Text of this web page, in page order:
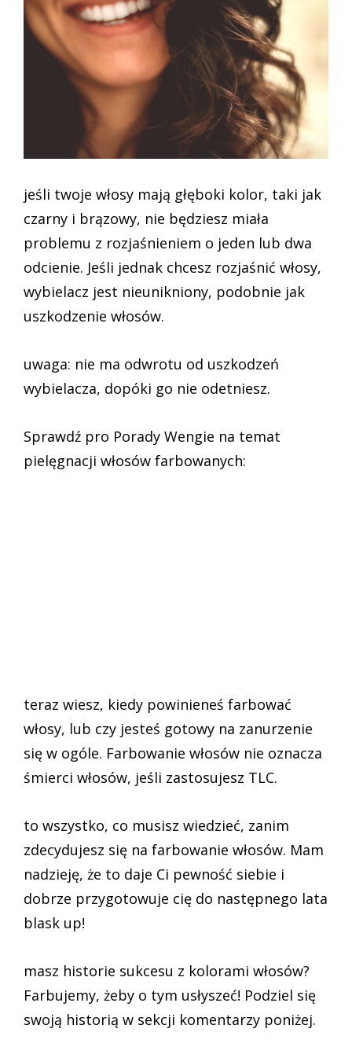
jeśli twoje włosy mają głęboki kolor, taki jak
czarny i brązowy, nie będziesz miała
problemu z rozjaśnieniem o jeden lub dwa
odcienie. Jeśli jednak chcesz rozjaśnić włosy,
wybielacz jest nieunikniony, podobnie jak
uszkodzenie włosów.
uwaga: nie ma odwrotu od uszkodzeń
wybielacza, dopóki go nie odetniesz.
Sprawdź pro Porady Wengie na temat
pielęgnacji włosów farbowanych:
teraz wiesz, kiedy powinieneś farbować
włosy, lub czy jesteś gotowy na zanurzenie
się w ogóle. Farbowanie włosów nie oznacza
śmierci włosów, jeśli zastosujesz TLC.
to wszystko, co musisz wiedzieć, zanim
zdecydujesz się na farbowanie włosów. Mam
nadzieję, że to daje Ci pewność siebie i
dobrze przygotowuje cię do następnego lata
blask up!
masz historie sukcesu z kolorami włosów?
Farbujemy, żeby o tym usłyszeć! Podziel się
swoją historią w sekcji komentarzy poniżej.